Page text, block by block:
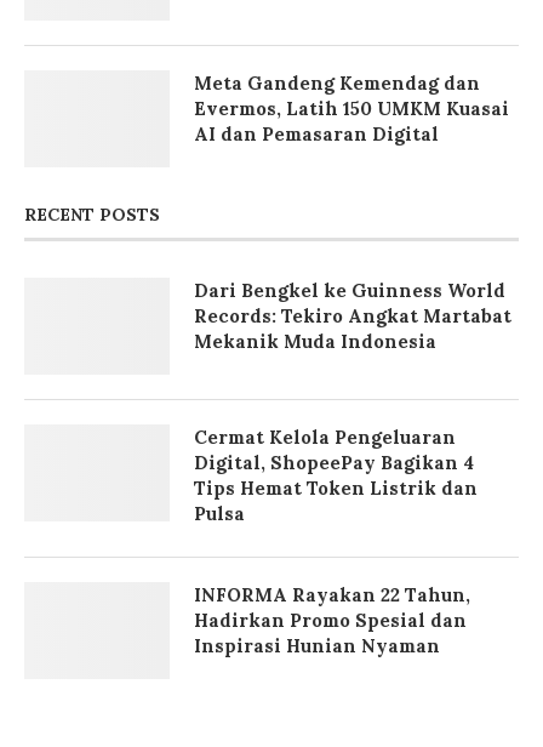
Meta Gandeng Kemendag dan
Evermos, Latih 150 UMKM Kuasai
AI dan Pemasaran Digital
RECENT POSTS
Dari Bengkel ke Guinness World
Records: Tekiro Angkat Martabat
Mekanik Muda Indonesia
Cermat Kelola Pengeluaran
Digital, ShopeePay Bagikan 4
Tips Hemat Token Listrik dan
Pulsa
INFORMA Rayakan 22 Tahun,
Hadirkan Promo Spesial dan
Inspirasi Hunian Nyaman